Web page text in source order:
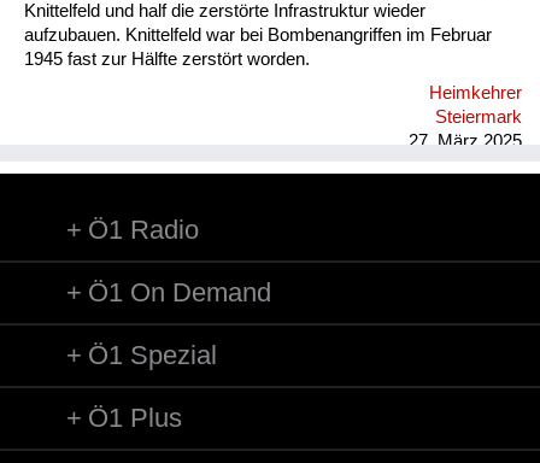
Knittelfeld und half die zerstörte Infrastruktur wieder
aufzubauen. Knittelfeld war bei Bombenangriffen im Februar
1945 fast zur Hälfte zerstört worden.
Heimkehrer
Steiermark
27. März 2025
Ö1 Radio
Ö1 On Demand
Ö1 Spezial
Ö1 Plus